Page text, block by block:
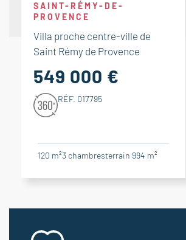
SAINT-RÉMY-DE-
PROVENCE
Villa proche centre-ville de
Saint Rémy de Provence
549 000 €
RÉF. 017795
120 m²3 chambresterrain 994 m²